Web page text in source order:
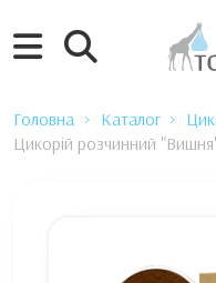
Головна Каталог
Цикорій розчинний